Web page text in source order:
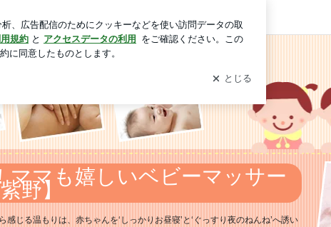
格改定と、7月教室のご案内 | しっかりお昼
じる温もりは、赤ちゃんを‘しっかりお昼寝’と‘ぐっすり夜のねんね’へ誘い